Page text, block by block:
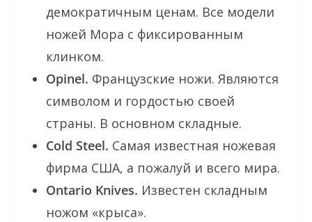
демократичным ценам. Все модели
ножей Мора с фиксированным
клинком.
Opinel. Французские ножи. Являются
символом и гордостью своей
страны. В основном складные.
Cold Steel. Самая известная ножевая
фирма США, а пожалуй и всего мира.
Ontario Knives. Известен складным
ножом «крыса».